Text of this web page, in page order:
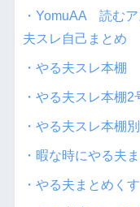
・YomuAA 読むア
夫スレ自己まとめ
・やる夫スレ本棚
・やる夫スレ本棚2
・やる夫スレ本棚
・暇な時にやる夫
・やる夫まとめくす